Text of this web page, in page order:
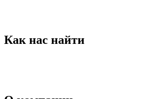
Как нас найти